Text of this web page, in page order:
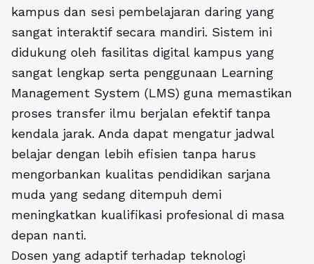
kampus dan sesi pembelajaran daring yang
sangat interaktif secara mandiri. Sistem ini
didukung oleh fasilitas digital kampus yang
sangat lengkap serta penggunaan Learning
Management System (LMS) guna memastikan
proses transfer ilmu berjalan efektif tanpa
kendala jarak. Anda dapat mengatur jadwal
belajar dengan lebih efisien tanpa harus
mengorbankan kualitas pendidikan sarjana
muda yang sedang ditempuh demi
meningkatkan kualifikasi profesional di masa
depan nanti.
Dosen yang adaptif terhadap teknologi